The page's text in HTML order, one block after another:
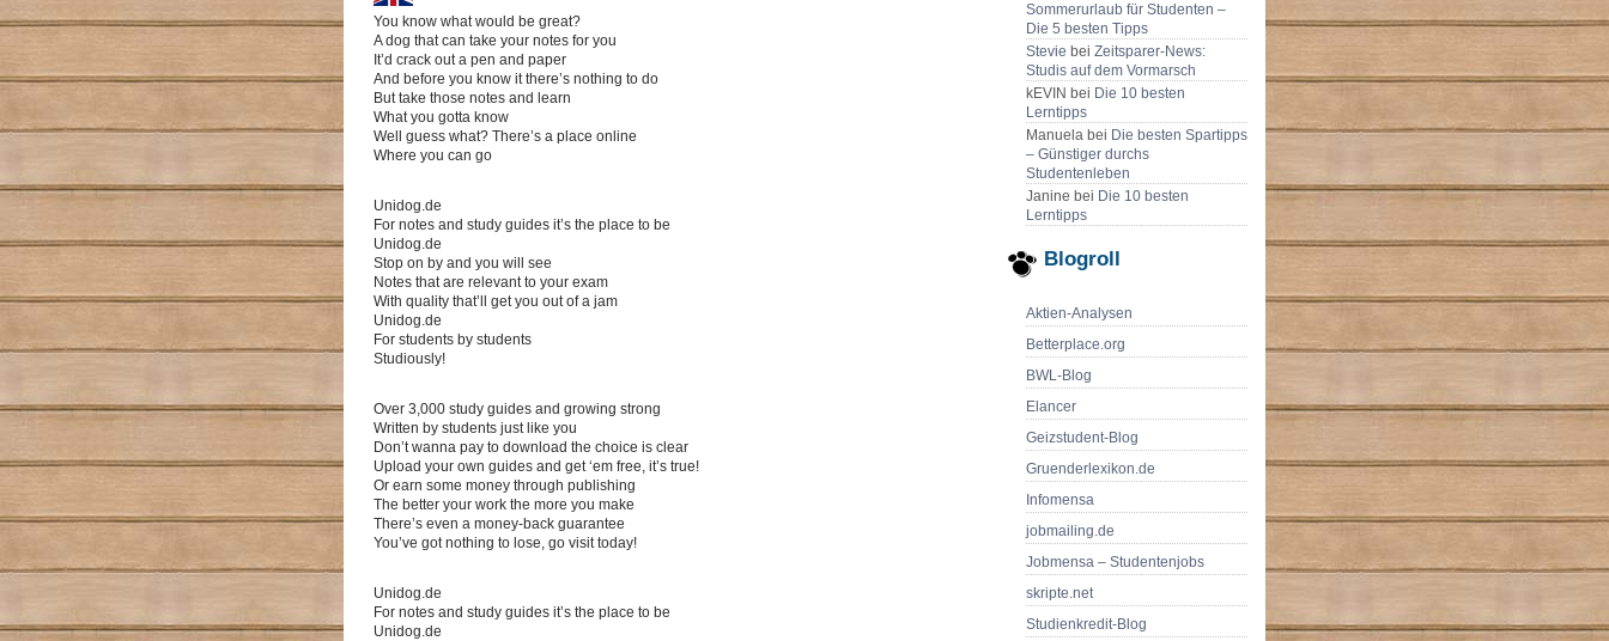
Sommerurlaub für Studenten –
Die 5 besten Tipps
Stevie bei Zeitsparer-News:
Studis auf dem Vormarsch
kEVIN bei Die 10 besten
Lerntipps
Manuela bei Die besten Spartipps
– Günstiger durchs
Studentenleben
Janine bei Die 10 besten
Lerntipps
Blogroll
Aktien-Analysen
Betterplace.org
BWL-Blog
Elancer
Geizstudent-Blog
Gruenderlexikon.de
Infomensa
jobmailing.de
Jobmensa – Studentenjobs
skripte.net
Studienkredit-Blog
You know what would be great?
A dog that can take your notes for you
It’d crack out a pen and paper
And before you know it there’s nothing to do
But take those notes and learn
What you gotta know
Well guess what? There’s a place online
Where you can go
Unidog.de
For notes and study guides it’s the place to be
Unidog.de
Stop on by and you will see
Notes that are relevant to your exam
With quality that’ll get you out of a jam
Unidog.de
For students by students
Studiously!
Over 3,000 study guides and growing strong
Written by students just like you
Don’t wanna pay to download the choice is clear
Upload your own guides and get ‘em free, it’s true!
Or earn some money through publishing
The better your work the more you make
There’s even a money-back guarantee
You’ve got nothing to lose, go visit today!
Unidog.de
For notes and study guides it’s the place to be
Unidog.de